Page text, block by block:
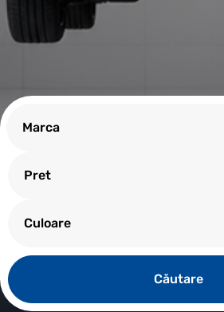
Marca
Pret
Culoare
Сăutare